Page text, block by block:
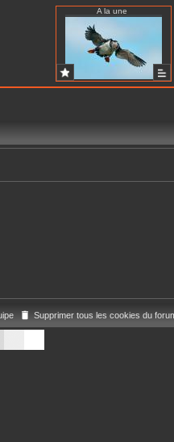
A la une
Supprimer tous les cookies du